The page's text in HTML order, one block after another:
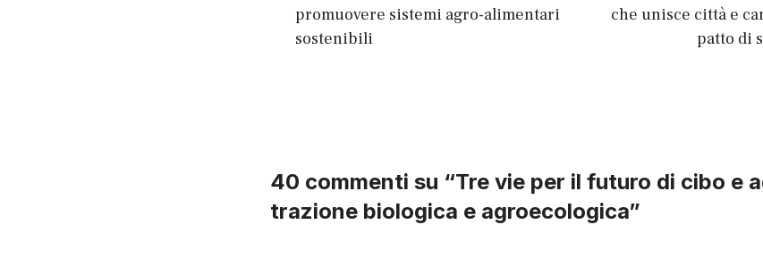
promuovere sistemi agro-alimentari
sostenibili
che unisce città e
patto di
40 commenti su “Tre vie per il futuro di cibo e
trazione biologica e agroecologica”